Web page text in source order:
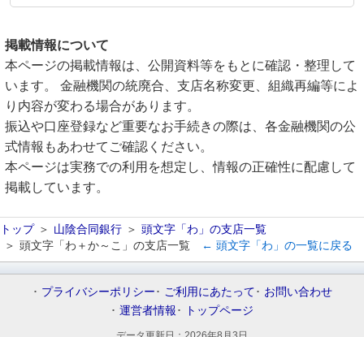
掲載情報について
本ページの掲載情報は、公開資料等をもとに確認・整理して
います。 金融機関の統廃合、支店名称変更、組織再編等によ
り内容が変わる場合があります。
振込や口座登録など重要なお手続きの際は、各金融機関の公
式情報もあわせてご確認ください。
本ページは実務での利用を想定し、情報の正確性に配慮して
掲載しています。
トップ 山陰合同銀行
頭文字「わ」の支店一覧
頭文字「わ＋か～こ」の支店一覧
← 頭文字「わ」の一覧に戻る
プライバシーポリシー ご利用にあたって
お問い合わせ
運営者情報
トップページ